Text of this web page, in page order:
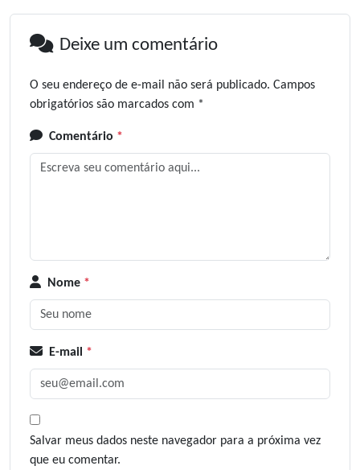
Deixe um comentário
O seu endereço de e-mail não será publicado. Campos
obrigatórios são marcados com *
Comentário *
Nome *
E-mail *
Salvar meus dados neste navegador para a próxima vez
que eu comentar.